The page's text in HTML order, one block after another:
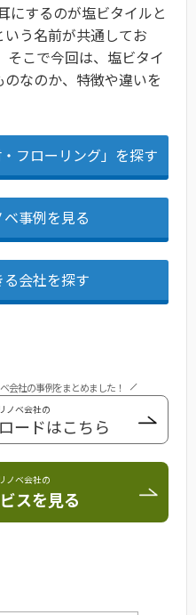
にするのが塩ビタイルと
う名前が共通してお
そこで今回は、塩ビタイ
なのか、特徴や違いを
フローリング」を探す
事例を見る
会社を探す
会社の事例をまとめました！
ノベ会社の
ードはこちら
ノベ会社の
スを見る